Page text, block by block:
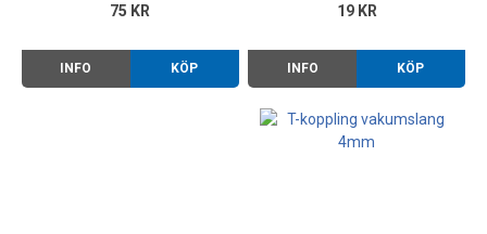
75 KR
INFO KÖP
19 KR
INFO KÖP